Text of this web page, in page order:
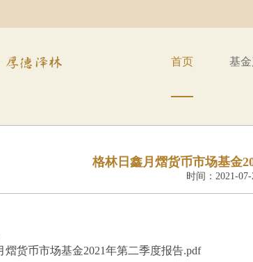
首页 基
格林日鑫月熠货币市场基金
时间：2021-07-
熠货币市场基金2021年第二季度报告.pdf